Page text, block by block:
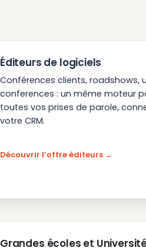
Éditeurs de logiciels
Conférences clients, roadshows,
conferences : un même moteur
toutes vos prises de parole,
votre CRM.
Découvrir l’offre éditeurs
Grandes écoles et